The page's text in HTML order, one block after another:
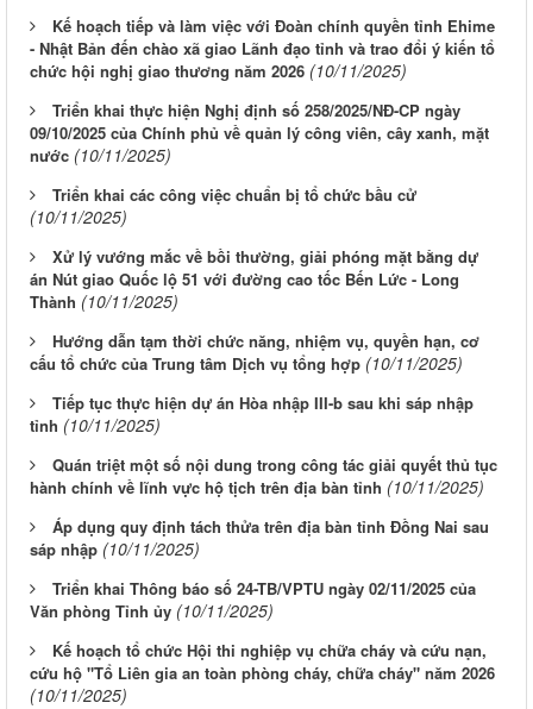
Kế hoạch tiếp và làm việc với Đoàn chính quyền tỉnh Ehime
- Nhật Bản đến chào xã giao Lãnh đạo tỉnh và trao đổi ý kiến tổ
chức hội nghị giao thương năm 2026 (10/11/2025)
Triển khai thực hiện Nghị định số 258/2025/NĐ-CP ngày
09/10/2025 của Chính phủ về quản lý công viên, cây xanh, mặt
nước (10/11/2025)
Triển khai các công việc chuẩn bị tổ chức bầu cử
(10/11/2025)
Xử lý vướng mắc về bồi thường, giải phóng mặt bằng dự
án Nút giao Quốc lộ 51 với đường cao tốc Bến Lức - Long
Thành (10/11/2025)
Hướng dẫn tạm thời chức năng, nhiệm vụ, quyền hạn, cơ
cấu tổ chức của Trung tâm Dịch vụ tổng hợp (10/11/2025)
Tiếp tục thực hiện dự án Hòa nhập III-b sau khi sáp nhập
tỉnh (10/11/2025)
Quán triệt một số nội dung trong công tác giải quyết thủ tục
hành chính về lĩnh vực hộ tịch trên địa bàn tỉnh (10/11/2025)
Áp dụng quy định tách thửa trên địa bàn tỉnh Đồng Nai sau
sáp nhập (10/11/2025)
Triển khai Thông báo số 24-TB/VPTU ngày 02/11/2025 của
Văn phòng Tỉnh ủy (10/11/2025)
Kế hoạch tổ chức Hội thi nghiệp vụ chữa cháy và cứu nạn,
cứu hộ "Tổ Liên gia an toàn phòng cháy, chữa cháy" năm 2026
(10/11/2025)